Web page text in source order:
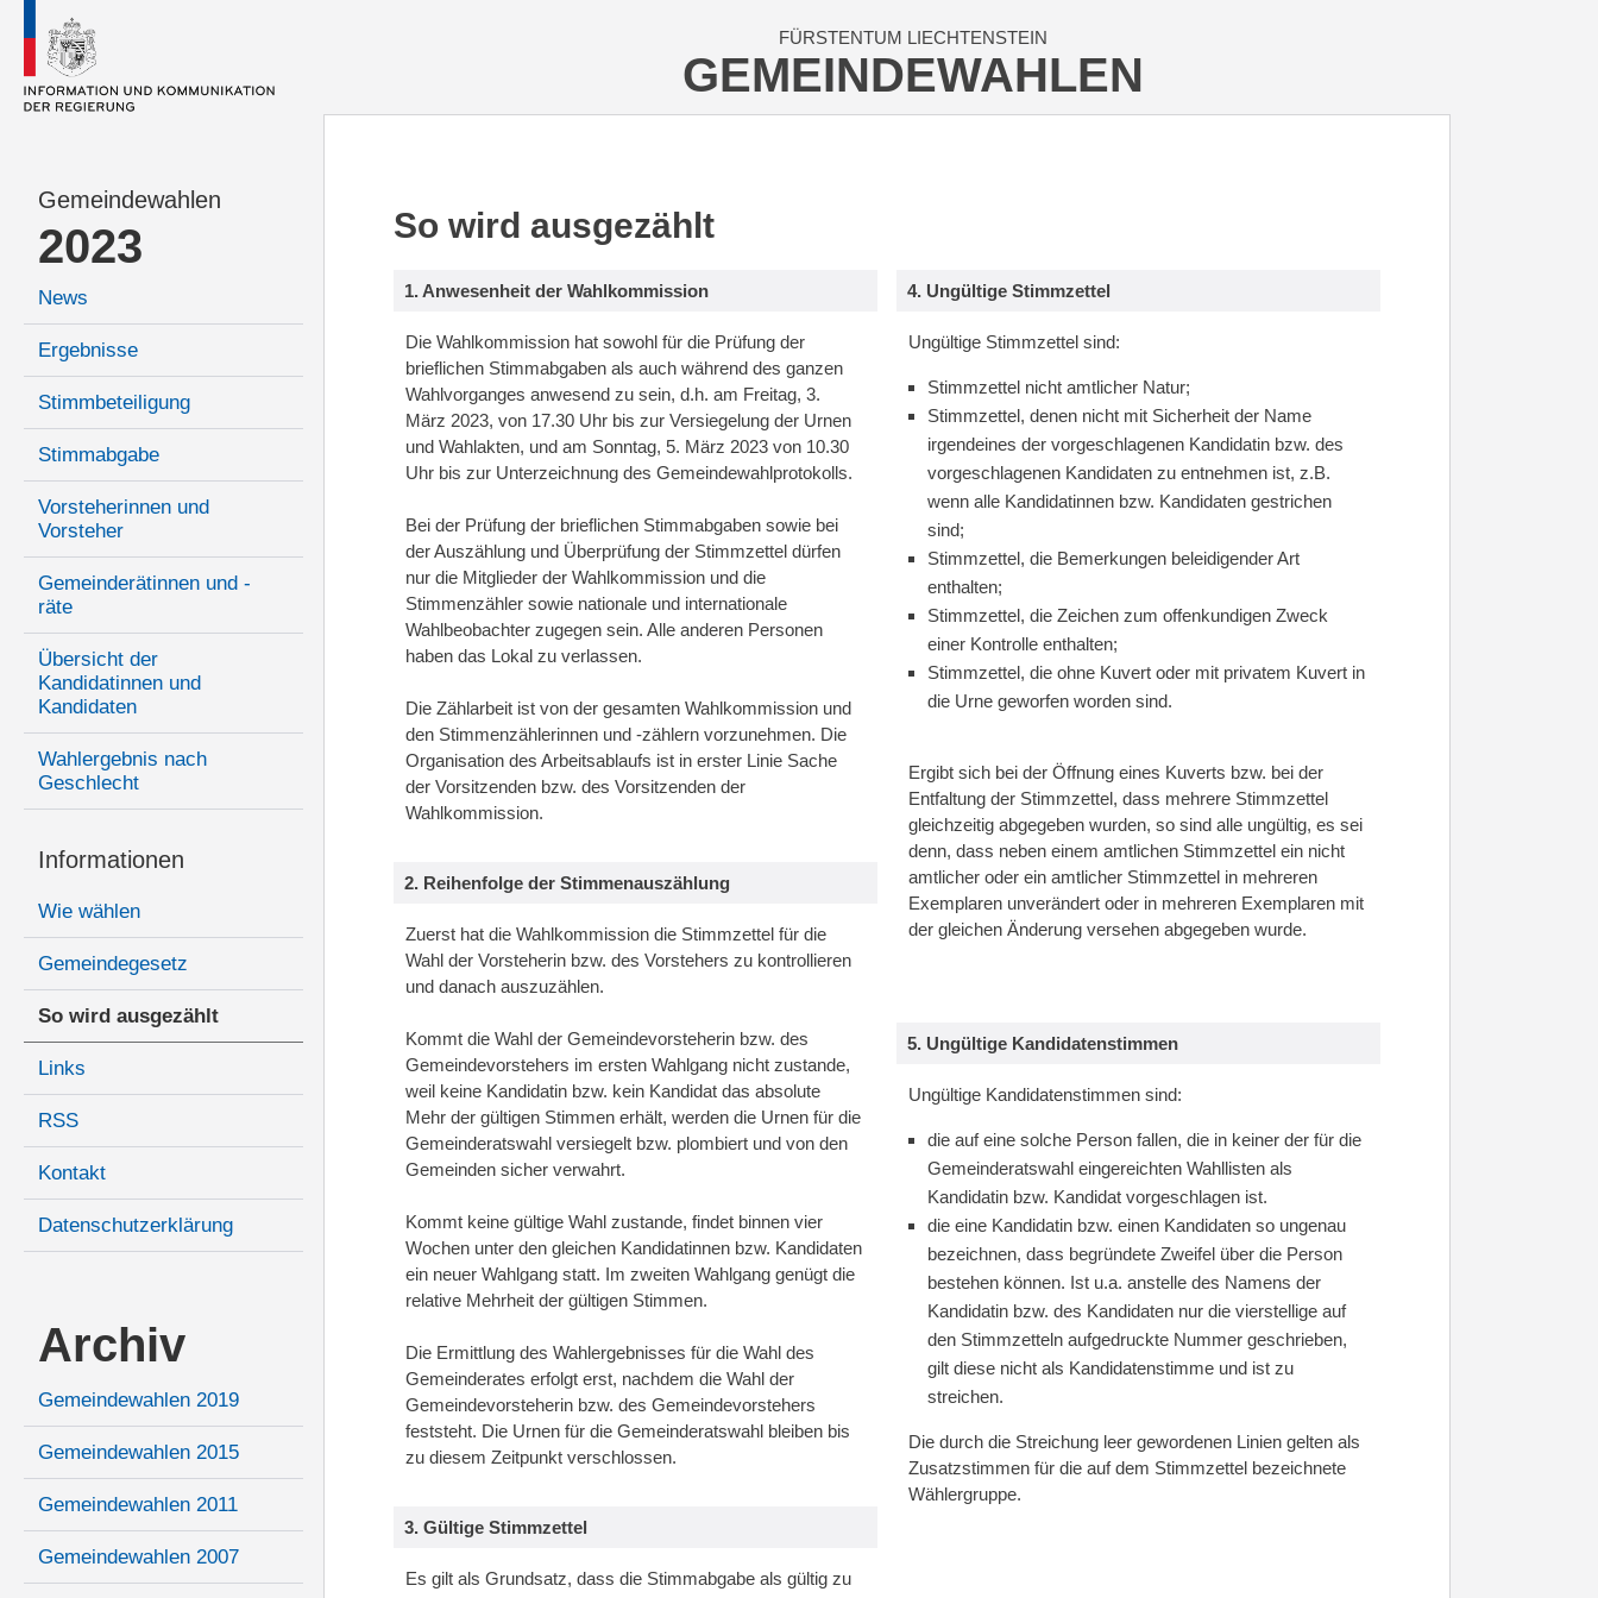
FÜRSTENTUM LIECHTENSTEIN
GEMEINDEWAHLEN
Gemeindewahlen
2023
News
Ergebnisse
Stimmbeteiligung
Stimmabgabe
Vorsteherinnen und
Vorsteher
Gemeinderätinnen und -
räte
Übersicht der
Kandidatinnen und
Kandidaten
Wahlergebnis nach
Geschlecht
Informationen
Wie wählen
Gemeindegesetz
So wird ausgezählt
Links
RSS
Kontakt
Datenschutzerklärung
Archiv
Gemeindewahlen 2019
Gemeindewahlen 2015
Gemeindewahlen 2011
Gemeindewahlen 2007
So wird ausgezählt
1. Anwesenheit der Wahlkommission
Die Wahlkommission hat sowohl für die Prüfung der
brieflichen Stimmabgaben als auch während des ganzen
Wahlvorganges anwesend zu sein, d.h. am Freitag, 3.
März 2023, von 17.30 Uhr bis zur Versiegelung der Urnen
und Wahlakten, und am Sonntag, 5. März 2023 von 10.30
Uhr bis zur Unterzeichnung des Gemeindewahlprotokolls.
Bei der Prüfung der brieflichen Stimmabgaben sowie bei
der Auszählung und Überprüfung der Stimmzettel dürfen
nur die Mitglieder der Wahlkommission und die
Stimmenzähler sowie nationale und internationale
Wahlbeobachter zugegen sein. Alle anderen Personen
haben das Lokal zu verlassen.
Die Zählarbeit ist von der gesamten Wahlkommission und
den Stimmenzählerinnen und -zählern vorzunehmen. Die
Organisation des Arbeitsablaufs ist in erster Linie Sache
der Vorsitzenden bzw. des Vorsitzenden der
Wahlkommission.
2. Reihenfolge der Stimmenauszählung
Zuerst hat die Wahlkommission die Stimmzettel für die
Wahl der Vorsteherin bzw. des Vorstehers zu kontrollieren
und danach auszuzählen.
Kommt die Wahl der Gemeindevorsteherin bzw. des
Gemeindevorstehers im ersten Wahlgang nicht zustande,
weil keine Kandidatin bzw. kein Kandidat das absolute
Mehr der gültigen Stimmen erhält, werden die Urnen für die
Gemeinderatswahl versiegelt bzw. plombiert und von den
Gemeinden sicher ver­wahrt.
Kommt keine gültige Wahl zustande, findet binnen vier
Wochen unter den gleichen Kandidatinnen bzw. Kandidaten
ein neuer Wahlgang statt. Im zweiten Wahlgang genügt die
relative Mehrheit der gültigen Stimmen.
Die Ermittlung des Wahlergebnisses für die Wahl des
Gemeinderates erfolgt erst, nachdem die Wahl der
Gemeindevorsteherin bzw. des Gemeindevorstehers
feststeht. Die Urnen für die Gemeinderatswahl bleiben bis
zu diesem Zeitpunkt verschlossen.
3. Gültige Stimmzettel
Es gilt als Grundsatz, dass die Stimmabgabe als gültig zu
4. Ungültige Stimmzettel
Ungültige Stimmzettel sind:
Stimmzettel nicht amtlicher Natur;
Stimmzettel, denen nicht mit Sicherheit der Name
irgendeines der vorgeschlagenen Kandidatin bzw. des
vorgeschlagenen Kandidaten zu entnehmen ist, z.B.
wenn alle Kandidatinnen bzw. Kandidaten gestrichen
sind;
Stimmzettel, die Bemerkungen beleidigender Art
enthalten;
Stimmzettel, die Zeichen zum offenkundigen Zweck
einer Kontrolle enthalten;
Stimmzettel, die ohne Kuvert oder mit privatem Kuvert in
die Urne geworfen worden sind.
Ergibt sich bei der Öffnung eines Kuverts bzw. bei der
Entfaltung der Stimmzettel, dass mehrere Stimmzettel
gleichzeitig abgegeben wurden, so sind alle ungültig, es sei
denn, dass neben einem amtlichen Stimmzettel ein nicht
amtlicher oder ein amtlicher Stimmzettel in mehreren
Exemplaren unverändert oder in mehreren Exemplaren mit
der gleichen Änderung versehen abgegeben wurde.
5. Ungültige Kandidatenstimmen
Ungültige Kandidatenstimmen sind:
die auf eine solche Person fallen, die in keiner der für die
Gemeinderatswahl eingereichten Wahllisten als
Kandidatin bzw. Kandidat vorgeschlagen ist.
die eine Kandidatin bzw. einen Kandidaten so ungenau
bezeichnen, dass begründete Zweifel über die Person
bestehen können. Ist u.a. anstelle des Namens der
Kandidatin bzw. des Kandidaten nur die vierstellige auf
den Stimmzetteln aufgedruckte Nummer geschrieben,
gilt diese nicht als Kandidatenstimme und ist zu
streichen.
Die durch die Streichung leer gewordenen Linien gelten als
Zusatzstimmen für die auf dem Stimmzettel bezeichnete
Wählergruppe.